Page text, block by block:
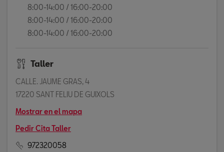
8:00-14:00 / 16:00-20:00
8:00-14:00 / 16:00-20:00
8:00-14:00 / 16:00-20:00
Taller
CALLE. JAUME GRAS, 4
17220 SANT FELIU DE GUIXOLS
Mostrar en el mapa
Pedir Cita Taller
972320058